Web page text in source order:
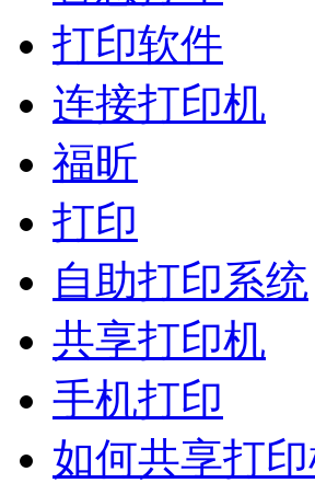
打印软件
连接打印机
福昕
打印
自助打印系统
共享打印机
手机打印
如何共享打